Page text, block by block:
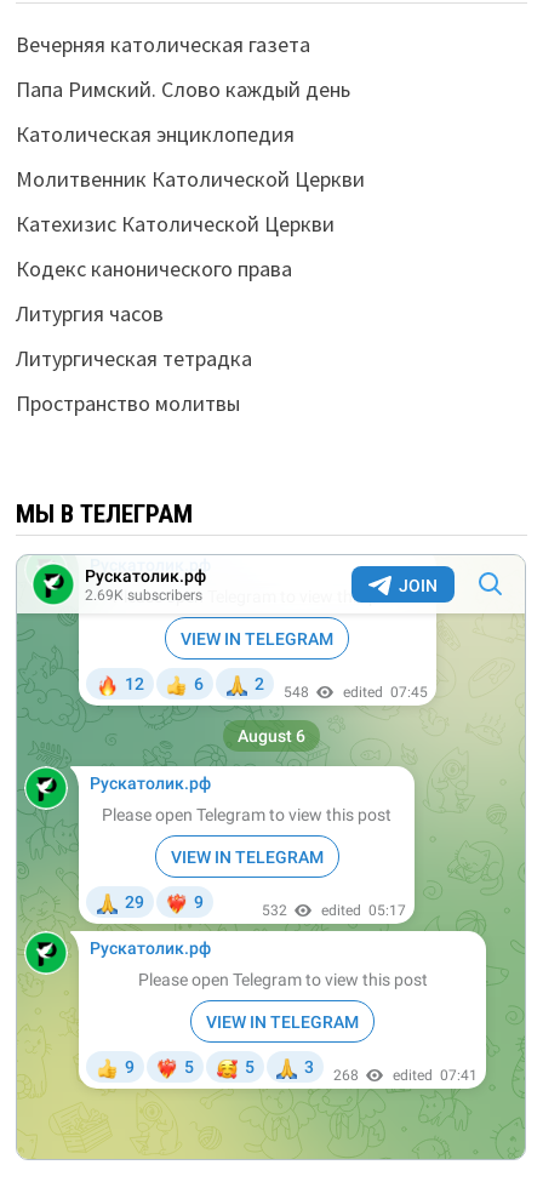
Вечерняя католическая газета
Папа Римский. Слово каждый день
Католическая энциклопедия
Молитвенник Католической Церкви
Катехизис Католической Церкви
Кодекс канонического права
Литургия часов
Литургическая тетрадка
Пространство молитвы
МЫ В ТЕЛЕГРАМ